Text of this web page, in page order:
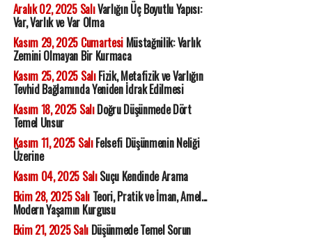
Aralık 02, 2025 SalıVarlığın Üç Boyutlu Yapısı:
Var, Varlık ve Var Olma
Kasım 29, 2025 CumartesiMüstağnilik: Varlık
Zemini Olmayan Bir Kurmaca
Kasım 25, 2025 SalıFizik, Metafizik ve Varlığın
Tevhid Bağlamında Yeniden İdrak Edilmesi
Kasım 18, 2025 SalıDoğru Düşünmede Dört
Temel Unsur
Kasım 11, 2025 SalıFelsefi Düşünmenin Neliği
Üzerine
Kasım 04, 2025 SalıSuçu Kendinde Arama
Ekim 28, 2025 SalıTeori, Pratik ve İman, Amel...
Modern Yaşamın Kurgusu
Ekim 21, 2025 SalıDüşünmede Temel Sorun